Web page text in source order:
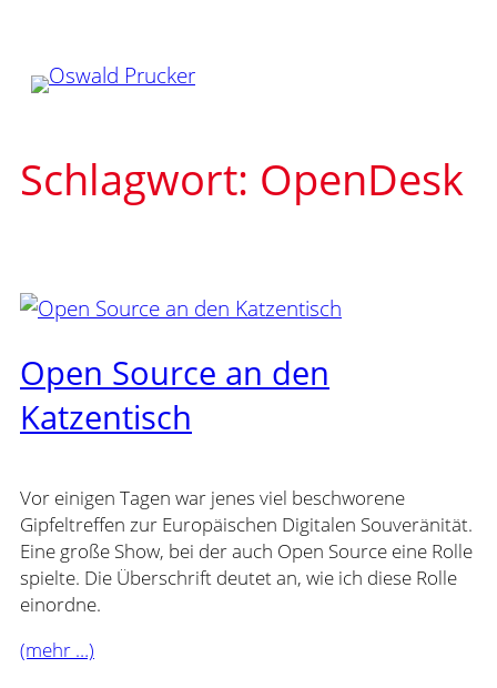
springen
Schlagwort: OpenDesk
Open Source an den
Katzentisch
Vor einigen Tagen war jenes viel beschworene
Gipfeltreffen zur Europäischen Digitalen Souveränität.
Eine große Show, bei der auch Open Source eine Rolle
spielte. Die Überschrift deutet an, wie ich diese Rolle
einordne.
(mehr …)